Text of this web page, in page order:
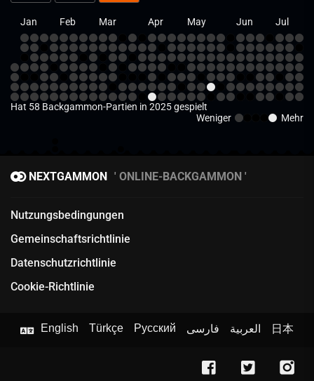
Jan Feb Mar Apr May Jun Jul
Hat 58 Backgammon-Partien in 2025 gespielt
Weniger
Mehr
NEXTGAMMON ONLINE-BACKGAMMON
Nutzungsbedingungen
Gemeinschaftsrichtlinie
Datenschutzrichtlinie
Cookie-Richtlinie
English Türkçe Русский فارسی العربية 日本